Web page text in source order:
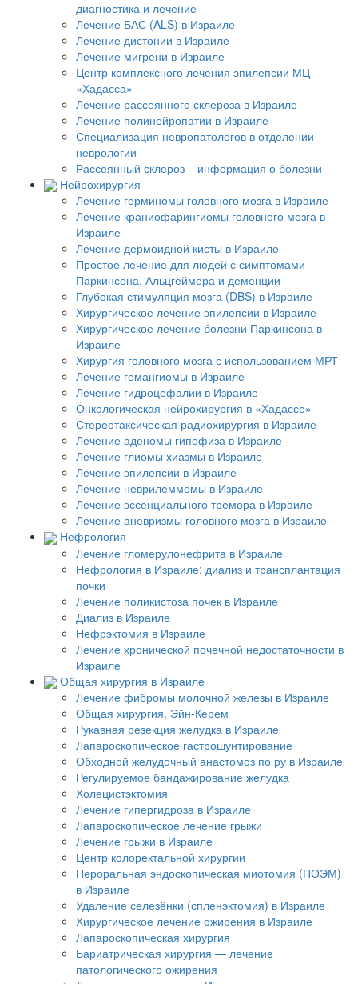
диагностика и лечение
Лечение БАС (ALS) в Израиле
Лечение дистонии в Израиле
Лечение мигрени в Израиле
Центр комплексного лечения эпилепсии МЦ
«Хадасса»
Лечение рассеянного склероза в Израиле
Лечение полинейропатии в Израиле
Специализация невропатологов в отделении
неврологии
Рассеянный склероз – информация о болезни
Нейрохирургия
Лечение герминомы головного мозга в Израиле
Лечение краниофарингиомы головного мозга в
Израиле
Лечение дермоидной кисты в Израиле
Простое лечение для людей с симптомами
Паркинсона, Альцгеймера и деменции
Глубокая стимуляция мозга (DBS) в Израиле
Хирургическое лечение эпилепсии в Израиле
Хирургическое лечение болезни Паркинсона в
Израиле
Хирургия головного мозга с использованием МРТ
Лечение гемангиомы в Израиле
Лечение гидроцефалии в Израиле
Онкологическая нейрохирургия в «Хадассе»
Стереотаксическая радиохирургия в Израиле
Лечение аденомы гипофиза в Израиле
Лечение глиомы хиазмы в Израиле
Лечение эпилепсии в Израиле
Лечение неврилеммомы в Израиле
Лечение эссенциального тремора в Израиле
Лечение аневризмы головного мозга в Израиле
Нефрология
Лечение гломерулонефрита в Израиле
Нефрология в Израиле: диализ и трансплантация
почки
Лечение поликистоза почек в Израиле
Диализ в Израиле
Нефрэктомия в Израиле
Лечение хронической почечной недостаточности в
Израиле
Общая хирургия в Израиле
Лечение фибромы молочной железы в Израиле
Общая хирургия, Эйн-Керем
Рукавная резекция желудка в Израиле
Лапароскопическое гастрошунтирование
Обходной желудочный анастомоз по ру в Израиле
Регулируемое бандажирование желудка
Холецистэктомия
Лечение гипергидроза в Израиле
Лапароскопическое лечение грыжи
Лечение грыжи в Израиле
Центр колоректальной хирургии
Пероральная эндоскопическая миотомия (ПОЭМ)
в Израиле
Удаление селезёнки (спленэктомия) в Израиле
Хирургическое лечение ожирения в Израиле
Лапароскопическая хирургия
Бариатрическая хирургия — лечение
патологического ожирения